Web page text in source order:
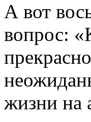
А вот
вопрос:
жизни на